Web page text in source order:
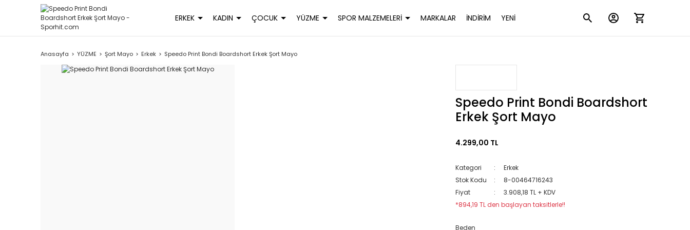
ERKEK KADIN ÇOCUK YÜZME SPOR MALZEMELERİ MARKALAR İNDİRİM YENİ
Anasayfa YÜZME Şort Mayo Erkek Speedo Print Bondi Boardshort Erkek Şort Mayo
Speedo Print Bondi Boardshort
Erkek Şort Mayo
4.299,00 TL
Kategori
Erkek
Stok Kodu
8-00464716243
Fiyat
3.908,18 TL + KDV
*894,19 TL den başlayan taksitlerle!!
Beden